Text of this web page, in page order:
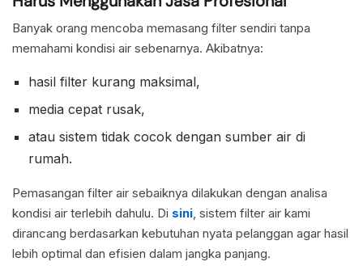
Banyak orang mencoba memasang filter sendiri tanpa
memahami kondisi air sebenarnya. Akibatnya:
hasil filter kurang maksimal,
media cepat rusak,
atau sistem tidak cocok dengan sumber air di
rumah.
Pemasangan filter air sebaiknya dilakukan dengan analisa
kondisi air terlebih dahulu. Di sini, sistem filter air kami
dirancang berdasarkan kebutuhan nyata pelanggan agar hasil
lebih optimal dan efisien dalam jangka panjang.